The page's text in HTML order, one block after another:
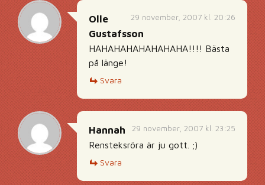
29 november, 2007 kl. 20:26
Olle
Gustafsson
HAHAHAHAHAHAHAHA!!!! Bästa
på länge!
Svara
29 november, 2007 kl. 23:25
Hannah
Rensteksröra är ju gott. ;)
Svara